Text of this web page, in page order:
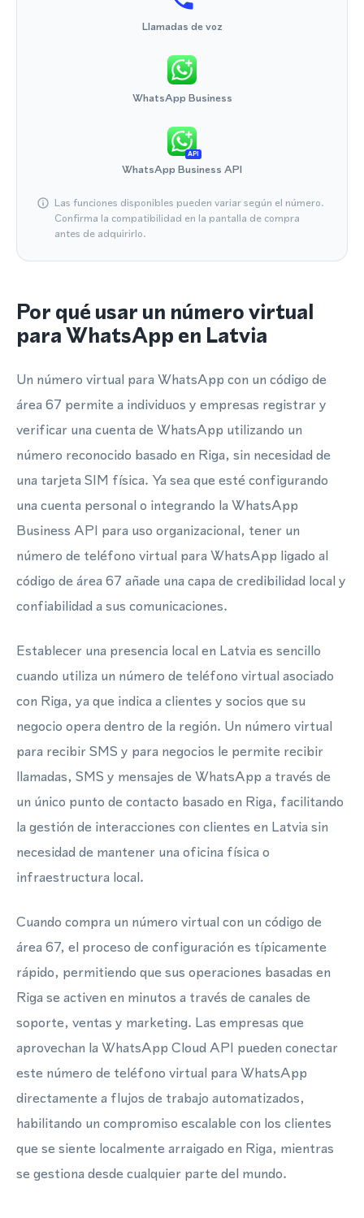
Llamadas de voz
WhatsApp Business
API
WhatsApp Business API
Las funciones disponibles pueden variar según el número.
Confirma la compatibilidad en la pantalla de compra
antes de adquirirlo.
Por qué usar un número virtual
para WhatsApp en Latvia
Un número virtual para WhatsApp con un código de
área 67 permite a individuos y empresas registrar y
verificar una cuenta de WhatsApp utilizando un
número reconocido basado en Riga, sin necesidad de
una tarjeta SIM física. Ya sea que esté configurando
una cuenta personal o integrando la WhatsApp
Business API para uso organizacional, tener un
número de teléfono virtual para WhatsApp ligado al
código de área 67 añade una capa de credibilidad local y
confiabilidad a sus comunicaciones.
Establecer una presencia local en Latvia es sencillo
cuando utiliza un número de teléfono virtual asociado
con Riga, ya que indica a clientes y socios que su
negocio opera dentro de la región. Un número virtual
para recibir SMS y para negocios le permite recibir
llamadas, SMS y mensajes de WhatsApp a través de
un único punto de contacto basado en Riga, facilitando
la gestión de interacciones con clientes en Latvia sin
necesidad de mantener una oficina física o
infraestructura local.
Cuando compra un número virtual con un código de
área 67, el proceso de configuración es típicamente
rápido, permitiendo que sus operaciones basadas en
Riga se activen en minutos a través de canales de
soporte, ventas y marketing. Las empresas que
aprovechan la WhatsApp Cloud API pueden conectar
este número de teléfono virtual para WhatsApp
directamente a flujos de trabajo automatizados,
habilitando un compromiso escalable con los clientes
que se siente localmente arraigado en Riga, mientras
se gestiona desde cualquier parte del mundo.